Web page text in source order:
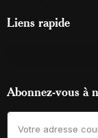
Liens rapide
Abonnez-vous à